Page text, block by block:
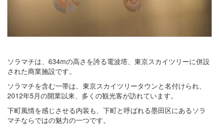
ソラマチは、634mの高さを誇る電波塔、東京スカイツリーに併設
された商業施設です。
ソラマチを含む一帯は、東京スカイツリータウンと名付けられ、
2012年5月の開業以来、多くの観光客が訪れています。
下町風情を感じさせる内装も、下町と呼ばれる墨田区にあるソラ
マチならではの魅力の一つです。